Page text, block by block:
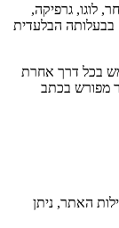
לוגו, גרפיקה,
בבעלותה הבלעדית
בכל דרך אחרת
מפורש בכתב
האתר, ניתן